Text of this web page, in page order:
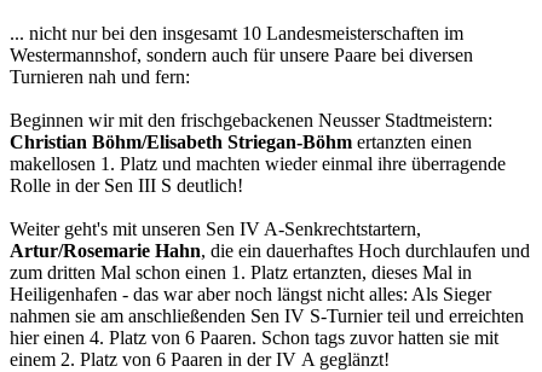
... nicht nur bei den insgesamt 10 Landesmeisterschaften im
Westermannshof, sondern auch für unsere Paare bei diversen
Turnieren nah und fern:
Beginnen wir mit den frischgebackenen Neusser Stadtmeistern:
Christian Böhm/Elisabeth Striegan-Böhm ertanzten einen
makellosen 1. Platz und machten wieder einmal ihre überragende
Rolle in der Sen III S deutlich!
Weiter geht's mit unseren Sen IV A-Senkrechtstartern,
Artur/Rosemarie Hahn, die ein dauerhaftes Hoch durchlaufen und
zum dritten Mal schon einen 1. Platz ertanzten, dieses Mal in
Heiligenhafen - das war aber noch längst nicht alles: Als Sieger
nahmen sie am anschließenden Sen IV S-Turnier teil und erreichten
hier einen 4. Platz von 6 Paaren. Schon tags zuvor hatten sie mit
einem 2. Platz von 6 Paaren in der IV A geglänzt!